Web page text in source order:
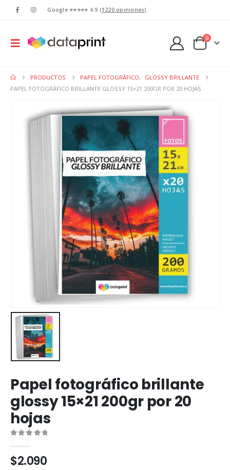
Google ⭐⭐⭐⭐⭐ 4.9 (1220 opiniones)
0
PRODUCTOS PAPEL FOTOGRÁFICO,
GLOSSY BRILLANTE
PAPEL FOTOGRÁFICO BRILLANTE GLOSSY 15×21 200GR POR 20 HOJAS
Papel fotográfico brillante
glossy 15×21 200gr por 20
hojas
$2.090